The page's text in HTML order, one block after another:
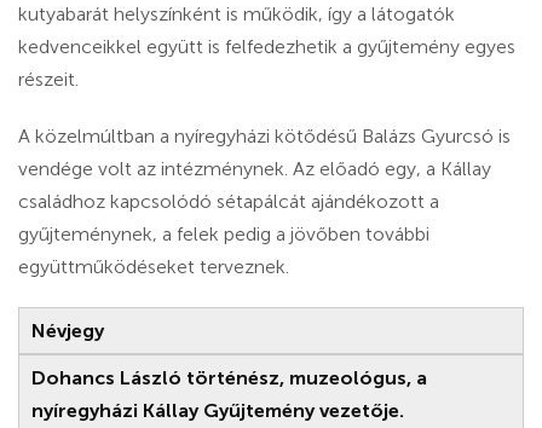
kutyabarát helyszínként is működik, így a látogatók
kedvenceikkel együtt is felfedezhetik a gyűjtemény egyes
részeit.
A közelmúltban a nyíregyházi kötődésű Balázs Gyurcsó is
vendége volt az intézménynek. Az előadó egy, a Kállay
családhoz kapcsolódó sétapálcát ajándékozott a
gyűjteménynek, a felek pedig a jövőben további
együttműködéseket terveznek.
Névjegy
Dohancs László történész, muzeológus, a
nyíregyházi Kállay Gyűjtemény vezetője.